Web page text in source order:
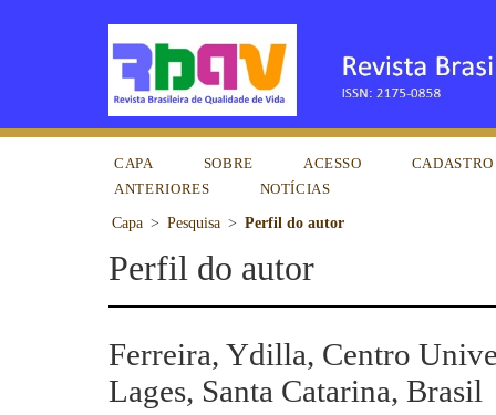
CAPA SOBRE ACESSO
CADASTRO
ANTERIORES
NOTÍCIAS
Capa > Pesquisa > Perfil do autor
Perfil do autor
Ferreira, Ydilla, Centro
Lages, Santa Catarina, Brasil